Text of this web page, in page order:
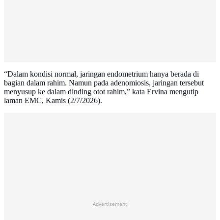
“Dalam kondisi normal, jaringan endometrium hanya berada di
bagian dalam rahim. Namun pada adenomiosis, jaringan tersebut
menyusup ke dalam dinding otot rahim,” kata Ervina mengutip
laman EMC, Kamis (2/7/2026).
Advertisement